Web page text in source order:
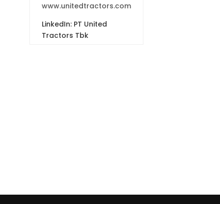
www.unitedtractors.com
LinkedIn: PT United
Tractors Tbk